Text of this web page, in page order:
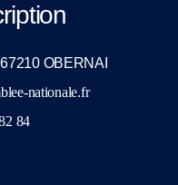
OBERNAI
nationale.fr
84